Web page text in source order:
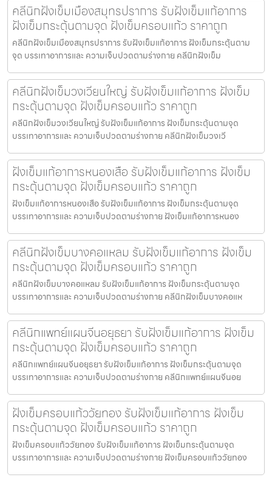
คลีนิกฝังเข็มเมืองสมุทรปราการ รับฝังเข็มแก้อาการ
ฝังเข็มกระตุ้นตามจุด ฝังเข็มครอบแก้ว ราคาถูก
คลีนิกฝังเข็มเมืองสมุทรปราการ รับฝังเข็มแก้อาการ ฝังเข็มกระตุ้นตาม
จุด บรรเทาอาการและ ความเจ็บปวดตามร่างกาย คลีนิกฝังเข็ม
คลีนิกฝังเข็มวงเวียนใหญ่ รับฝังเข็มแก้อาการ ฝังเข็ม
กระตุ้นตามจุด ฝังเข็มครอบแก้ว ราคาถูก
คลีนิกฝังเข็มวงเวียนใหญ่ รับฝังเข็มแก้อาการ ฝังเข็มกระตุ้นตามจุด
บรรเทาอาการและ ความเจ็บปวดตามร่างกาย คลีนิกฝังเข็มวงเวี
ฝังเข็มแก้อาการหนองเสือ รับฝังเข็มแก้อาการ ฝังเข็ม
กระตุ้นตามจุด ฝังเข็มครอบแก้ว ราคาถูก
ฝังเข็มแก้อาการหนองเสือ รับฝังเข็มแก้อาการ ฝังเข็มกระตุ้นตามจุด
บรรเทาอาการและ ความเจ็บปวดตามร่างกาย ฝังเข็มแก้อาการหนอง
คลีนิกฝังเข็มบางคอแหลม รับฝังเข็มแก้อาการ ฝังเข็ม
กระตุ้นตามจุด ฝังเข็มครอบแก้ว ราคาถูก
คลีนิกฝังเข็มบางคอแหลม รับฝังเข็มแก้อาการ ฝังเข็มกระตุ้นตามจุด
บรรเทาอาการและ ความเจ็บปวดตามร่างกาย คลีนิกฝังเข็มบางคอแห
คลีนิกแพทย์แผนจีนอยุธยา รับฝังเข็มแก้อาการ ฝังเข็ม
กระตุ้นตามจุด ฝังเข็มครอบแก้ว ราคาถูก
คลีนิกแพทย์แผนจีนอยุธยา รับฝังเข็มแก้อาการ ฝังเข็มกระตุ้นตามจุด
บรรเทาอาการและ ความเจ็บปวดตามร่างกาย คลีนิกแพทย์แผนจีนอย
ฝังเข็มครอบแก้ววัยทอง รับฝังเข็มแก้อาการ ฝังเข็ม
กระตุ้นตามจุด ฝังเข็มครอบแก้ว ราคาถูก
ฝังเข็มครอบแก้ววัยทอง รับฝังเข็มแก้อาการ ฝังเข็มกระตุ้นตามจุด
บรรเทาอาการและ ความเจ็บปวดตามร่างกาย ฝังเข็มครอบแก้ววัยทอง